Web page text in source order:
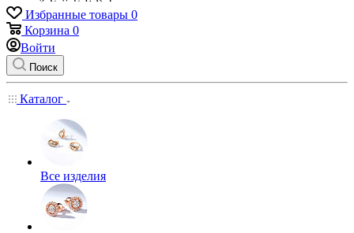
Избранные товары 0
Корзина 0
Войти
Поиск
Каталог
Все изделия